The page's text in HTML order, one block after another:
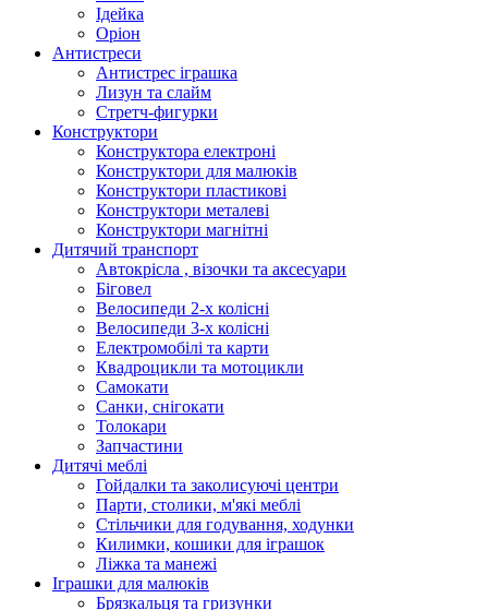
Ідейка
Оріон
Антистреси
Антистрес іграшка
Лизун та слайм
Стретч-фигурки
Конструктори
Конструктора електроні
Конструктори для малюків
Конструктори пластикові
Конструктори металеві
Конструктори магнітні
Дитячий транспорт
Автокрісла , візочки та аксесуари
Біговел
Велосипеди 2-х колісні
Велосипеди 3-х колісні
Електромобілі та карти
Квадроцикли та мотоцикли
Самокати
Санки, снігокати
Толокари
Запчастини
Дитячі меблі
Гойдалки та заколисуючі центри
Парти, столики, м'які меблі
Стільчики для годування, ходунки
Килимки, кошики для іграшок
Ліжка та манежі
Іграшки для малюків
Брязкальця та гризунки